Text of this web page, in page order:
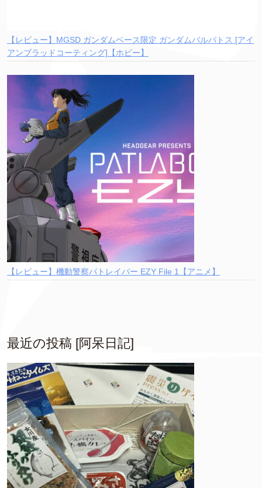
【レビュー】MGSD ガンダムベース限定 ガンダムバルバトス [アイ
アンブラッドコーティング]【ホビー】
【レビュー】機動警察パトレイバー EZY File 1【アニメ】
最近の投稿 [阿呆日記]